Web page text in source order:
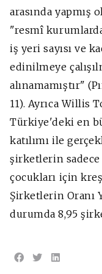
arasında yapmış
"resmî
iş yeri sayısı ve
edinilmeye
alınamamıştır"
11). Ayrıca Willis
Türkiye'deki en
katılımı ile
şirketlerin sadece
çocukları için
Şirketlerin Oranı
durumda 8,95